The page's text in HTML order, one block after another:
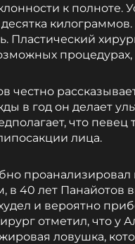
к полноте.
Пластический
процедурах,
честно
в год он делает
что певец
лица.
в 40 лет Панайотов
и вероятно
отметил, что у
ловушка,